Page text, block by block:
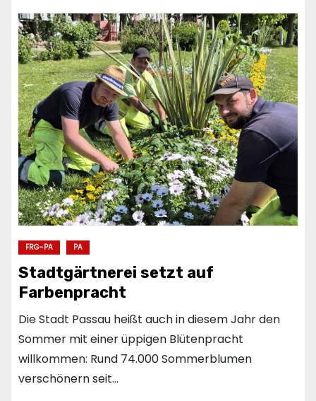
FRG-PA PA
Stadtgärtnerei setzt auf
Farbenpracht
Die Stadt Passau heißt auch in diesem Jahr den
Sommer mit einer üppigen Blütenpracht
willkommen: Rund 74.000 Sommerblumen
verschönern seit…